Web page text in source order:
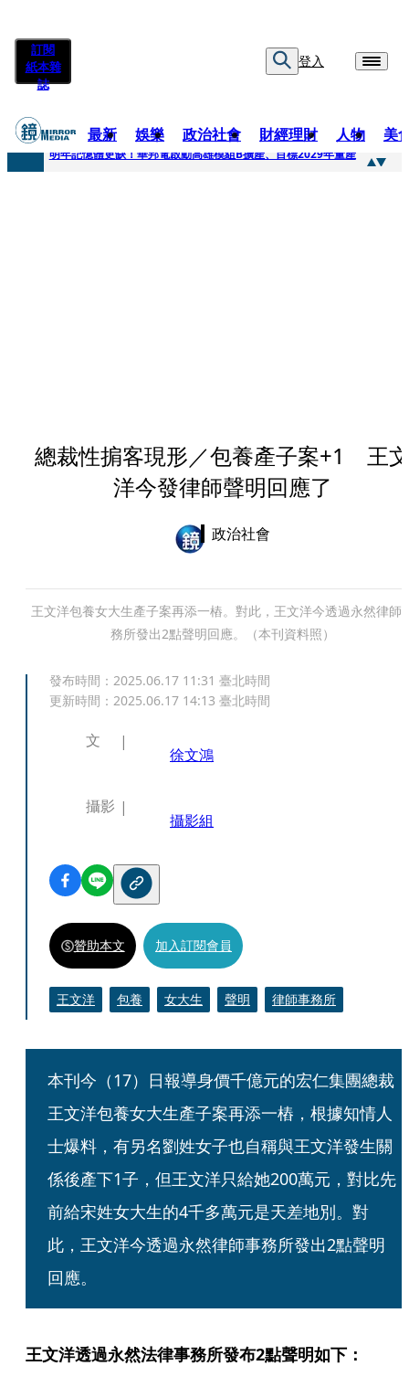
訂閱
紙本雜
誌
登入
最新 娛樂 政治社會 財經理財 人物 美
快訊
明年記憶體更缺！華邦電啟動高雄模組B擴產、目標2029年量產
總裁性掮客現形／包養產子案+1 王
洋今發律師聲明回應了
政治社會
王文洋包養女大生產子案再添一樁。對此，王文洋今透過永然律師
務所發出2點聲明回應。（本刊資料照）
發布時間： 2025.06.17 11:31 臺北時間
更新時間： 2025.06.17 14:13 臺北時間
文
徐文鴻
攝影
攝影組
贊助本文 加入訂閱會員
王文洋 包養 女大生 聲明 律師事務所
本刊今（17）日報導身價千億元的宏仁集團總裁
王文洋包養女大生產子案再添一樁，根據知情人
士爆料，有另名劉姓女子也自稱與王文洋發生關
係後產下1子，但王文洋只給她200萬元，對比先
前給宋姓女大生的4千多萬元是天差地別。對
此，王文洋今透過永然律師事務所發出2點聲明
回應。
王文洋透過永然法律事務所發布2點聲明如下：